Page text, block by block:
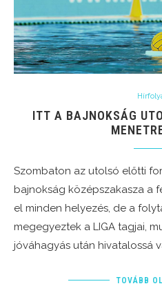
ITT A BAJNOKSÁG
Szombaton az utolsó előtti
bajnokság középszakasza a
el minden helyezés, de a
megegyeztek a LIGA tagjai,
jóváhagyás után hivatalossá
TOVÁBB